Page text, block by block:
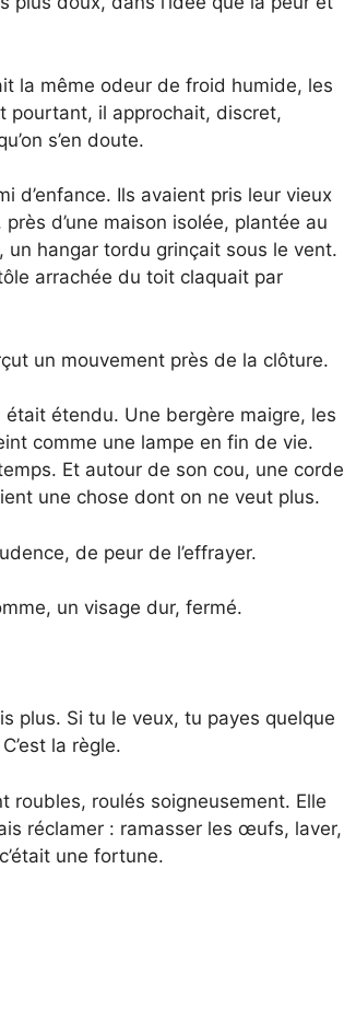
la même odeur de froid humide, les
pourtant, il approchait, discret,
s’en doute.
d’enfance. Ils avaient pris leur vieux
d’une maison isolée, plantée au
un hangar tordu grinçait sous le vent.
arrachée du toit claquait par
un mouvement près de la clôture.
étendu. Une bergère maigre, les
comme une lampe en fin de vie.
Et autour de son cou, une corde
une chose dont on ne veut plus.
de peur de l’effrayer.
un visage dur, fermé.
plus. Si tu le veux, tu payes quelque
la règle.
roubles, roulés soigneusement. Elle
réclamer : ramasser les œufs, laver,
une fortune.